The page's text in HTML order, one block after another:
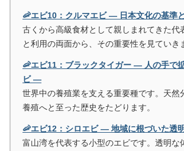
🦐エビ10：クルマエビ ― 日本文化の基準
古くから高級食材として親しまれてきた代
と利用の両面から、その重要性を見ていき
🦐エビ11：ブラックタイガー ― 人の手で
ビ ―
世界中の養殖業を支える重要種です。天然
養殖へと至った歴史をたどります。
🦐エビ12：シロエビ ― 地域に根づいた透
富山湾を代表する小型のエビです。透明な